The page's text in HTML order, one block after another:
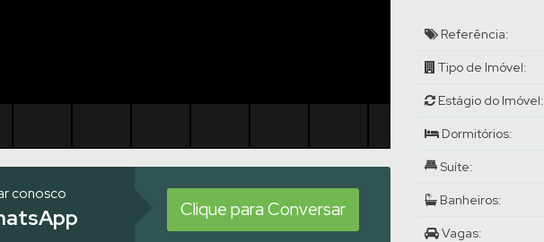
conosco
Clique para Conversar
Referência:
Tipo de Imóvel:
Estágio do Imóvel:
Dormitórios:
Suíte:
Banheiros:
Vagas: